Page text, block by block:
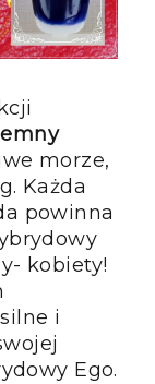
morze,
Każda
powinna
kobiety!
i
Ego.